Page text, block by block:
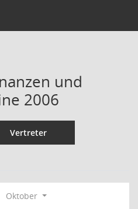
und
2006
Vertreter
Oktober